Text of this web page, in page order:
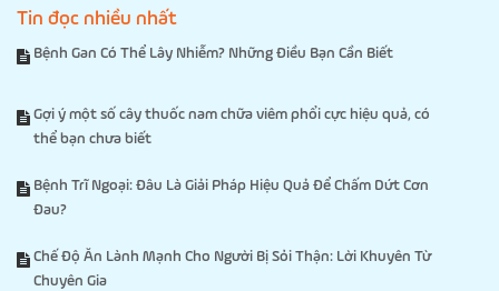
Tin đọc nhiều nhất
Bệnh Gan Có Thể Lây Nhiễm? Những Điều Bạn Cần Biết
Gợi ý một số cây thuốc nam chữa viêm phổi cực hiệu quả, có
thể bạn chưa biết
Bệnh Trĩ Ngoại: Đâu Là Giải Pháp Hiệu Quả Để Chấm Dứt Cơn
Đau?
Chế Độ Ăn Lành Mạnh Cho Người Bị Sỏi Thận: Lời Khuyên Từ
Chuyên Gia